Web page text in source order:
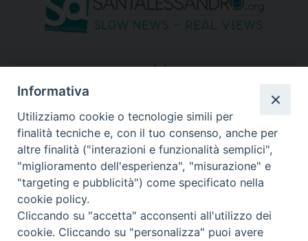
seguici su
Informativa
Utilizziamo cookie o tecnologie simili per
finalità tecniche e, con il tuo consenso, anche per
altre finalità ("interazioni e funzionalità semplici",
"miglioramento dell'esperienza", "misurazione" e
"targeting e pubblicità") come specificato nella
cookie policy.
Cliccando su "accetta" acconsenti all'utilizzo dei
cookie. Cliccando su "personalizza" puoi avere